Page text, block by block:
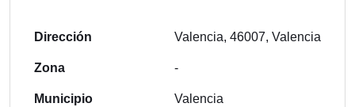
Dirección
Zona
Municipio
Valencia, 46007, Valencia
-
Valencia